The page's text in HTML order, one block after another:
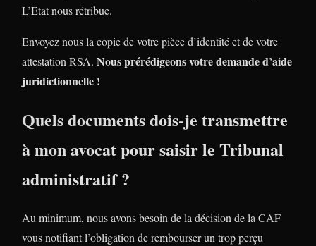
L’Etat nous rétribue.
Envoyez nous la copie de votre pièce d’identité et de votre
attestation RSA. Nous prérédigeons votre demande d’aide
juridictionnelle !
Quels documents dois-je transmettre
à mon avocat pour saisir le Tribunal
administratif ?
Au minimum, nous avons besoin de la décision de la CAF
vous notifiant l’obligation de rembourser un trop perçu